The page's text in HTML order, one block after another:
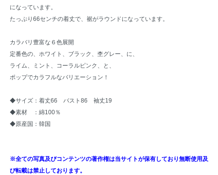
になっています。
たっぷり66センチの着丈で、裾がラウンドになっています。
カラバリ豊富な６色展開
定番色の、ホワイト、ブラック、杢グレー、に、
ライム、ミント、コーラルピンク、と、
ポップでカラフルなバリエーション！
◆サイズ：着丈66 バスト86 袖丈19
◆素材 ：綿100％
◆原産国：韓国
※全ての写真及びコンテンツの著作権は当サイトが保有しており無断使用及
び転載は禁止しております。